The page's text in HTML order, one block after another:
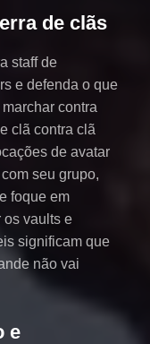
de clãs
staff de
e defenda o que
contra
clã contra clã
de avatar
seu grupo,
foque em
os vaults e
significam que
não vai
e